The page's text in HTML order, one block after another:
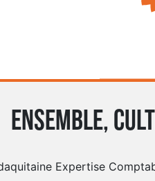
Ensemble,
Expertise